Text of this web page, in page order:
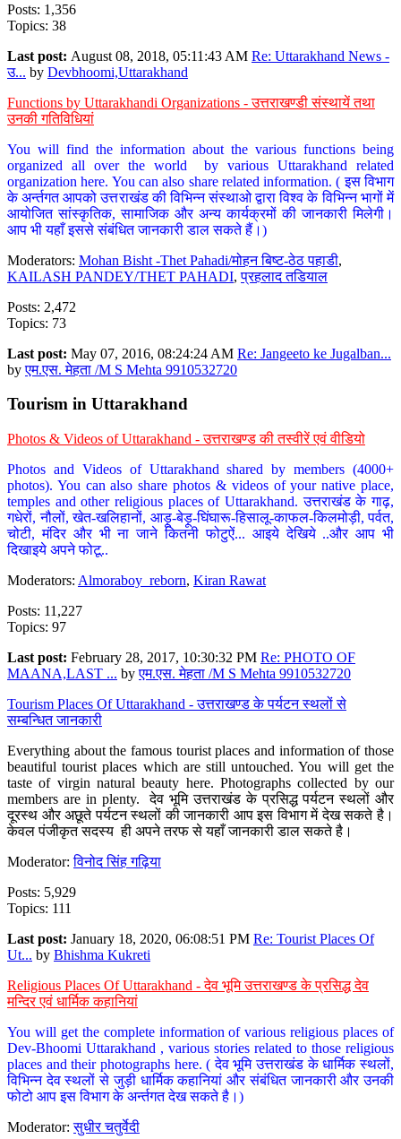
Posts: 1,356
Topics: 38
Last post: August 08, 2018, 05:11:43 AM Re: Uttarakhand News -
उ... by Devbhoomi,Uttarakhand
Functions by Uttarakhandi Organizations - उत्तराखण्डी संस्थायें तथा
उनकी गतिविधियां
You will find the information about the various functions being
organized all over the world by various Uttarakhand related
organization here. You can also share related information. ( इस विभाग
के अर्न्तगत आपको उत्तराखंड की विभिन्न संस्थाओ द्वारा विश्व के विभिन्न भागों में
आयोजित सांस्कृतिक, सामाजिक और अन्य कार्यक्रमों की जानकारी मिलेगी।
आप भी यहाँ इससे संबंधित जानकारी डाल सकते हैं।)
Moderators: Mohan Bisht -Thet Pahadi/मोहन बिष्ट-ठेठ पहाडी,
KAILASH PANDEY/THET PAHADI,प्रहलाद तडियाल
Posts: 2,472
Topics: 73
Last post: May 07, 2016, 08:24:24 AM Re: Jangeeto ke Jugalban...
byएम.एस. मेहता /M S Mehta 9910532720
Tourism in Uttarakhand
Photos & Videos of Uttarakhand - उत्तराखण्ड की तस्वीरें एवं वीडियो
Photos and Videos of Uttarakhand shared by members (4000+
photos). You can also share photos & videos of your native place,
temples and other religious places of Uttarakhand. उत्तराखंड के गाढ़,
गधेरों, नौलों, खेत-खलिहानों, आड़ू-बेड़ू-घिंघारू-हिसालू-काफल-किलमोड़ी, पर्वत,
चोटी, मंदिर और भी ना जाने कितनी फोटुऐं... आइये देखिये ..और आप भी
दिखाइये अपने फोटू..
Moderators: Almoraboy_reborn, Kiran Rawat
Posts: 11,227
Topics: 97
Last post: February 28, 2017, 10:30:32 PM Re: PHOTO OF
MAANA,LAST ... byएम.एस. मेहता /M S Mehta 9910532720
Tourism Places Of Uttarakhand - उत्तराखण्ड के पर्यटन स्थलों से
सम्बन्धित जानकारी
Everything about the famous tourist places and information of those
beautiful tourist places which are still untouched. You will get the
taste of virgin natural beauty here. Photographs collected by our
members are in plenty. देव भूमि उत्तराखंड के प्रसिद्ध पर्यटन स्थलों और
दूरस्थ और अछूते पर्यटन स्थलों की जानकारी आप इस विभाग में देख सकते है।
केवल पंजीकृत सदस्य ही अपने तरफ से यहाँ जानकारी डाल सकते है।
Moderator:विनोद सिंह गढ़िया
Posts: 5,929
Topics: 111
Last post: January 18, 2020, 06:08:51 PM Re: Tourist Places Of
Ut... by Bhishma Kukreti
Religious Places Of Uttarakhand - देव भूमि उत्तराखण्ड के प्रसिद्ध देव
मन्दिर एवं धार्मिक कहानियां
You will get the complete information of various religious places of
Dev-Bhoomi Uttarakhand , various stories related to those religious
places and their photographs here. ( देव भूमि उत्तराखंड के धार्मिक स्थलों,
विभिन्न देव स्थलों से जुड़ी धार्मिक कहानियां और संबंधित जानकारी और उनकी
फोटो आप इस विभाग के अर्न्तगत देख सकते है।)
Moderator:सुधीर चतुर्वेदी